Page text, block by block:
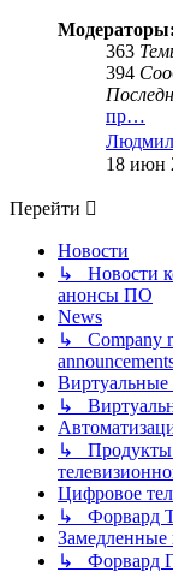
Модераторы:
363
394
пр…
18 июн
Перейти
Новости
↳ Новости
анонсы ПО
News
↳ Company
Виртуальные
↳
↳ Продукты
Цифровое
↳ Форвард
Замедленные
↳ Форвард